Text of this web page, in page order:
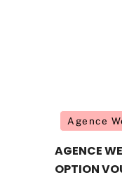
Agence
AGENCE
OPTION